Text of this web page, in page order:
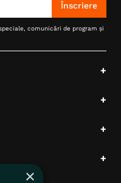
Înscriere
comunicări de program și
+
+
+
+
×